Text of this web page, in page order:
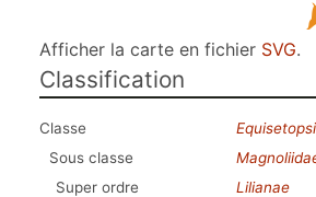
Afficher la carte en fichier SVG.
Classification
Classe
Sous classe
Super ordre
Lilianae